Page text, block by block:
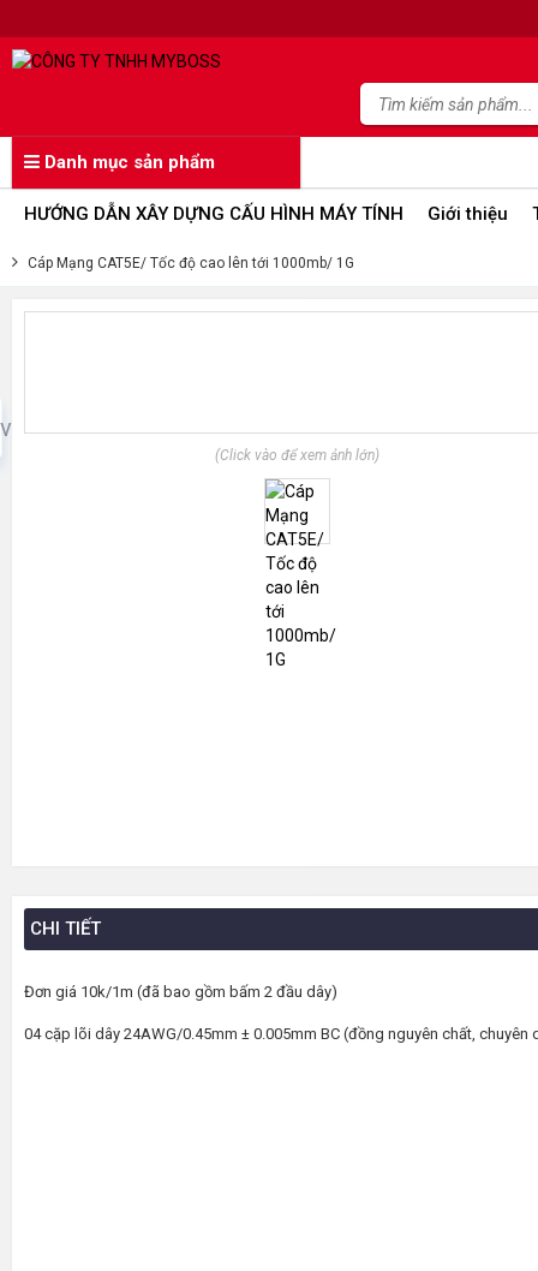
Danh mục sản phẩm
HƯỚNG DẪN XÂY DỰNG CẤU HÌNH MÁY TÍNH Giới thiệu
Cáp Mạng CAT5E/ Tốc độ cao lên tới 1000mb/ 1G
(Click vào để xem ảnh lớn)
CHI TIẾT
Đơn giá 10k/1m (đã bao gồm bấm 2 đầu dây)
04 cặp lõi dây 24AWG/0.45mm ± 0.005mm BC (đồng nguyên chất,